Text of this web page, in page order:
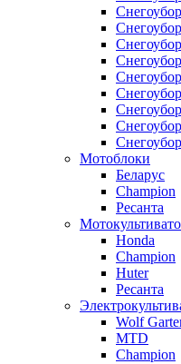
Мотоблоки
Беларус
Champion
Ресанта
Honda
Champion
Huter
Ресанта
Wolf
MTD
Champion